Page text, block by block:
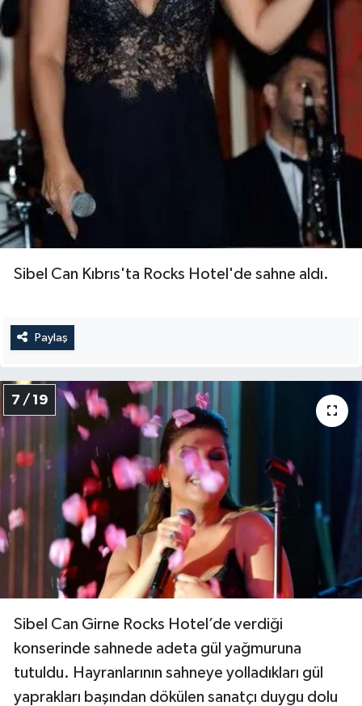
Sibel Can Kıbrıs'ta Rocks Hotel'de sahne aldı.
Paylaş
7 / 19
Sibel Can Girne Rocks Hotel’de verdiği
konserinde sahnede adeta gül yağmuruna
tutuldu. Hayranlarının sahneye yolladıkları gül
yaprakları başından dökülen sanatçı duygu dolu